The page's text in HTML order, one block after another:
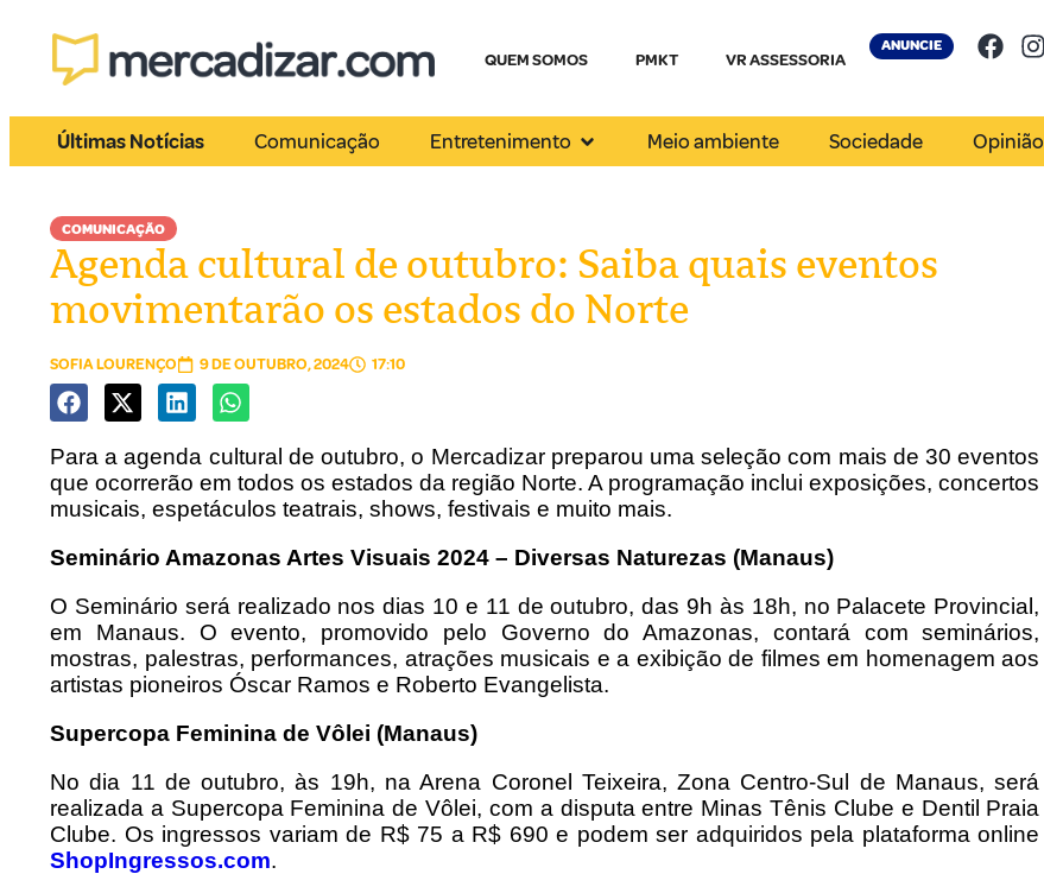
QUEM SOMOS PMKT VR ASSESSORIA
ANUNCIE
Últimas Notícias Comunicação Entretenimento Meio ambiente Sociedade Opinião
COMUNICAÇÃO
Agenda cultural de outubro: Saiba quais eventos
movimentarão os estados do Norte
SOFIA LOURENÇO 9 DE OUTUBRO, 2024 17:10
Para a agenda cultural de outubro, o Mercadizar preparou uma seleção com mais de 30 eventos
que ocorrerão em todos os estados da região Norte. A programação inclui exposições, concertos
musicais, espetáculos teatrais, shows, festivais e muito mais.
Seminário Amazonas Artes Visuais 2024 – Diversas Naturezas (Manaus)
O Seminário será realizado nos dias 10 e 11 de outubro, das 9h às 18h, no Palacete Provincial,
em Manaus. O evento, promovido pelo Governo do Amazonas, contará com seminários,
mostras, palestras, performances, atrações musicais e a exibição de filmes em homenagem aos
artistas pioneiros Óscar Ramos e Roberto Evangelista.
Supercopa Feminina de Vôlei (Manaus)
No dia 11 de outubro, às 19h, na Arena Coronel Teixeira, Zona Centro-Sul de Manaus, será
realizada a Supercopa Feminina de Vôlei, com a disputa entre Minas Tênis Clube e Dentil Praia
Clube. Os ingressos variam de R$ 75 a R$ 690 e podem ser adquiridos pela plataforma online
ShopIngressos.com.